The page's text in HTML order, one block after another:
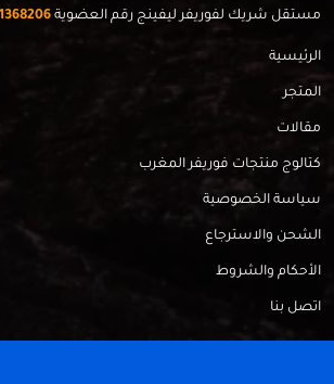
مستقل شريك لفوريفر ليفينج رقم العضوية
الرئيسية
المتجر
مقالات
كتالوج منتجات فوريفر المغرب
سياسة الخصوصية
الشحن والاسترجاع
الأحكام والشروط
اتصل بنا